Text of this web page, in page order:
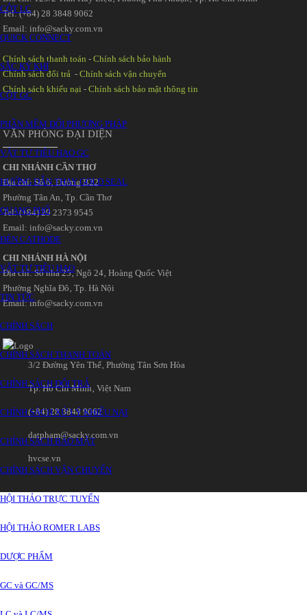
CỘT LC
QUICK CONNECT
SẮC KÝ KHÍ
CỘT GC
PHẦN MỀM ĐỔI PHƯƠNG PHÁP
VẬT TƯ TIÊU HAO GC
HƯỚNG DẪN THAY GOLD SEAL
QUANG PHỔ
ĐÈN CATHODE
VẬT TƯ TIÊU HAO
TIN TỨC
CHÍNH SÁCH
CHÍNH SÁCH THANH TOÁN
CHÍNH SÁCH ĐỔI TRẢ
CHÍNH SÁCH XỬ LÝ KHIẾU NẠI
CHÍNH SÁCH BẢO MẬT
CHÍNH SÁCH VẬN CHUYỂN
HỘI THẢO TRỰC TUYẾN
HỘI THẢO ROMER LABS
DƯỢC PHẨM
GC và GC/MS
Tel: (+84) 28 3848 9062
Email: info@sacky.com.vn
Chính sách thanh toán -Chính sách bảo hành
Chính sách đổi trả -Chính sách vận chuyển
Chính sách khiếu nại -Chính sách bảo mật thông tin
VĂN PHÒNG ĐẠI DIỆN
CHI NHÁNH CẦN THƠ
Địa chỉ: Số 6‚ Đường B22
Phường Tân An‚ Tp. Cần Thơ
Tel: (+84) 29 2373 9545
Email: info@sacky.com.vn
CHI NHÁNH HÀ NỘI
Địa chỉ: Số nhà 25‚ Ngõ 24‚ Hoàng Quốc Việt
Phường Nghĩa Đô‚ Tp. Hà Nội
Email: info@sacky.com.vn
3/2 Đường Yên Thế‚ Phường Tân Sơn Hòa
Tp. Hồ Chí Minh‚ Việt Nam
(+84) 28 3848 9062
datpham@sacky.com.vn
hvcse.vn